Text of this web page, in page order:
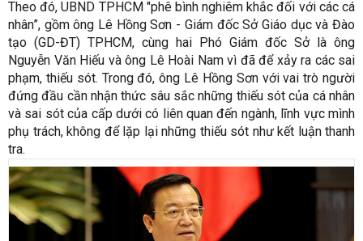
Theo đó, UBND TPHCM "phê bình nghiêm khắc đối với các cá
nhân”, gồm ông Lê Hồng Sơn - Giám đốc Sở Giáo dục và Đào
tạo (GD-ĐT) TPHCM, cùng hai Phó Giám đốc Sở là ông
Nguyễn Văn Hiếu và ông Lê Hoài Nam vì đã để xảy ra các sai
phạm, thiếu sót. Trong đó, ông Lê Hồng Sơn với vai trò người
đứng đầu cần nhận thức sâu sắc những thiếu sót của cá nhân
và sai sót của cấp dưới có liên quan đến ngành, lĩnh vực mình
phụ trách, không để lặp lại những thiếu sót như kết luận thanh
tra.